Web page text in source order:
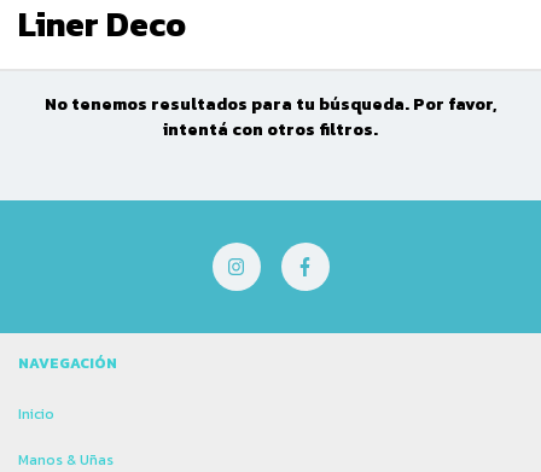
Liner Deco
No tenemos resultados para tu búsqueda. Por favor,
intentá con otros filtros.
NAVEGACIÓN
Inicio
Manos & Uñas